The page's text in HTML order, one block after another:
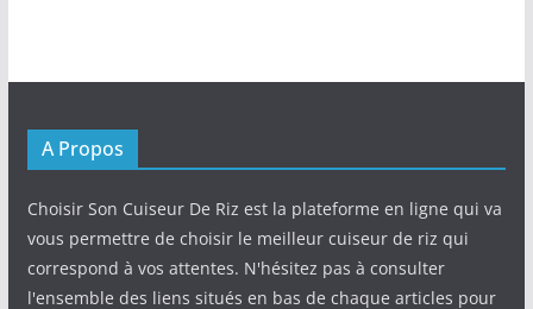
A Propos
Choisir Son Cuiseur De Riz est la plateforme en ligne qui va
vous permettre de choisir le meilleur cuiseur de riz qui
correspond à vos attentes. N'hésitez pas à consulter
l'ensemble des liens situés en bas de chaque articles pour